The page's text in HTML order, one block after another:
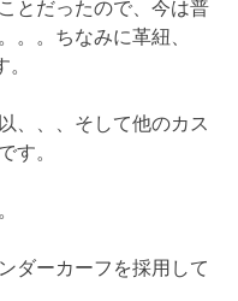
とだったので、今は普
。。ちなみに革紐、
、、、そして他のカス
す。
ダーカーフを採用して